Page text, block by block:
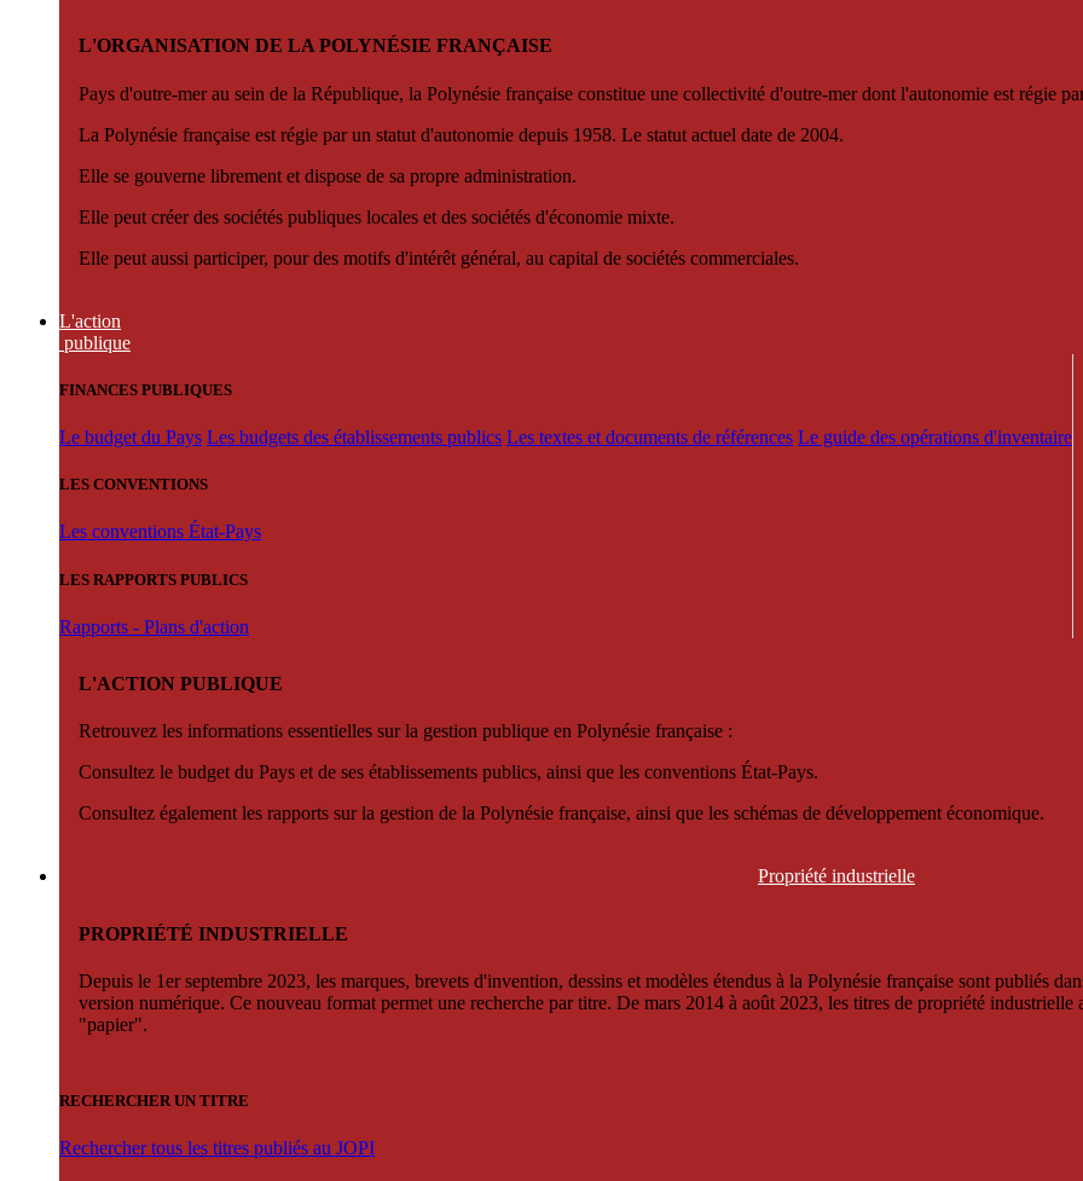
L'ORGANISATION DE LA POLYNÉSIE FRANÇAISE
Pays d'outre-mer au sein de la République, la Polynésie française constitue une collectivité d'outre-mer dont l'autonomie est régie
La Polynésie française est régie par un statut d'autonomie depuis 1958. Le statut actuel date de 2004.
Elle se gouverne librement et dispose de sa propre administration.
Elle peut créer des sociétés publiques locales et des sociétés d'économie mixte.
Elle peut aussi participer, pour des motifs d'intérêt général, au capital de sociétés commerciales.
L'action
publique
FINANCES PUBLIQUES
Le budget du Pays Les budgets des établissements publics Les textes et documents de références Le guide des opérations d'inventaire
LES CONVENTIONS
Les conventions État-Pays
LES RAPPORTS PUBLICS
Rapports - Plans d'action
L'ACTION PUBLIQUE
Retrouvez les informations essentielles sur la gestion publique en Polynésie française :
Consultez le budget du Pays et de ses établissements publics, ainsi que les conventions État-Pays.
Consultez également les rapports sur la gestion de la Polynésie française, ainsi que les schémas de développement économique.
Propriété industrielle
PROPRIÉTÉ INDUSTRIELLE
Depuis le 1er septembre 2023, les marques, brevets d'invention, dessins et modèles étendus à la Polynésie française sont publiés
version numérique. Ce nouveau format permet une recherche par titre. De mars 2014 à août 2023, les titres de propriété
"papier".
RECHERCHER UN TITRE
Rechercher tous les titres publiés au JOPI